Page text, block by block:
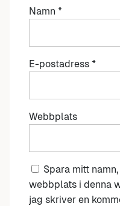
Namn *
E-postadress *
Webbplats
Spara mitt
webbplats i denna
jag skriver en